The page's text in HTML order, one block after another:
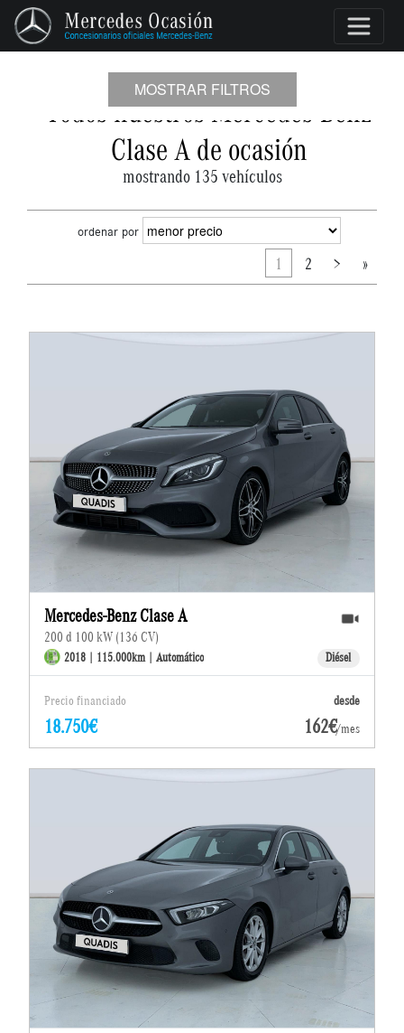
MOSTRAR FILTROS
Todos nuestros Mercedes-Benz
Clase A de ocasión
mostrando 135 vehículos
ordenar por
1 2 > »
Mercedes-Benz Clase A
200 d 100 kW (136 CV)
2018 | 115.000km | Automático Diésel
Precio financiado desde
18.750€ 162€/mes